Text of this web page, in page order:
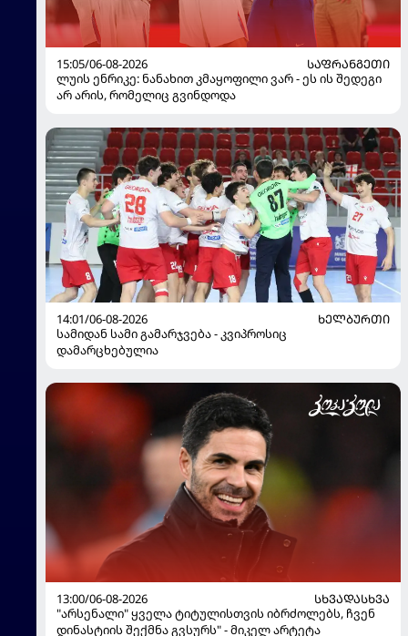
15:05/06-08-2026
ᲡᲐᲤᲠᲐᲜᲒᲔᲗᲘ
ლუის ენრიკე: ნანახით კმაყოფილი ვარ - ეს ის შედეგი
არ არის, რომელიც გვინდოდა
14:01/06-08-2026
ᲮᲔᲚᲑᲣᲠᲗᲘ
სამიდან სამი გამარჯვება - კვიპროსიც
დამარცხებულია
13:00/06-08-2026
ᲡᲮᲕᲐᲓᲐᲡᲮᲕᲐ
"არსენალი" ყველა ტიტულისთვის იბრძოლებს, ჩვენ
დინასტიის შექმნა გვსურს" - მიკელ არტეტა